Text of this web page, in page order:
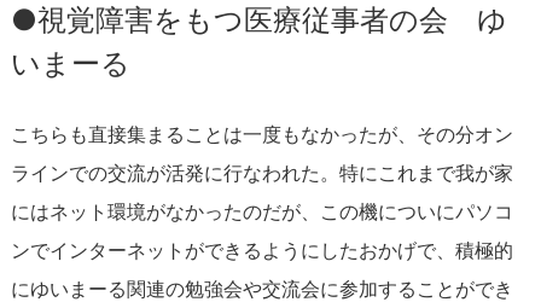
●視覚障害をもつ医療従事者の会 ゆ
いまーる
こちらも直接集まることは一度もなかったが、その分オン
ラインでの交流が活発に行なわれた。特にこれまで我が家
にはネット環境がなかったのだが、この機についにパソコ
ンでインターネットができるようにしたおかげで、積極的
にゆいまーる関連の勉強会や交流会に参加することができ